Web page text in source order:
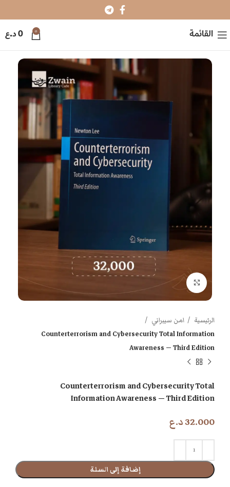
القائمة 0
0د.ع
اضغط للتكبير
الرئيسية
امن سيبراني
Counterterrorism and Cybersecurity Total Information
Awareness — Third Edition
Counterterrorism and Cybersecurity Total
Information Awareness — Third Edition
32.000د.ع
إضافة إلى السلة